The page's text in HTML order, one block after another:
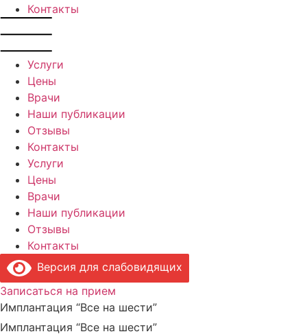
Контакты
Услуги
Цены
Врачи
Наши публикации
Отзывы
Контакты
Услуги
Цены
Врачи
Наши публикации
Отзывы
Контакты
Версия для слабовидящих
Записаться на прием
Имплантация “Все на шести”
Имплантация “Все на шести”